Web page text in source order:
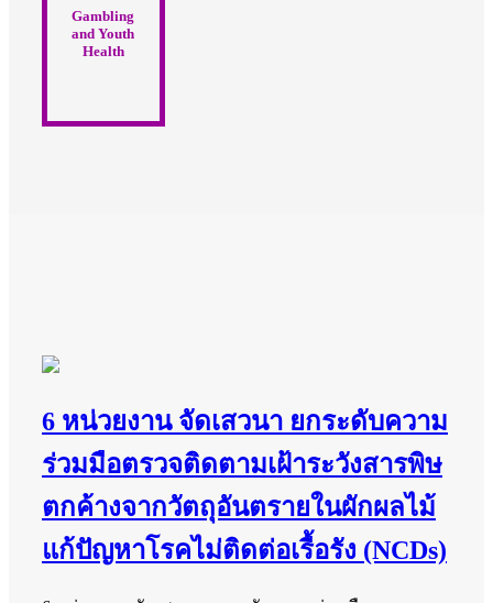
Gambling
and Youth
Health
6 หน่วยงาน จัดเสวนา ยกระดับความ
ร่วมมือตรวจติดตามเฝ้าระวังสารพิษ
ตกค้างจากวัตถุอันตรายในผักผลไม้
แก้ปัญหาโรคไม่ติดต่อเรื้อรัง (NCDs)